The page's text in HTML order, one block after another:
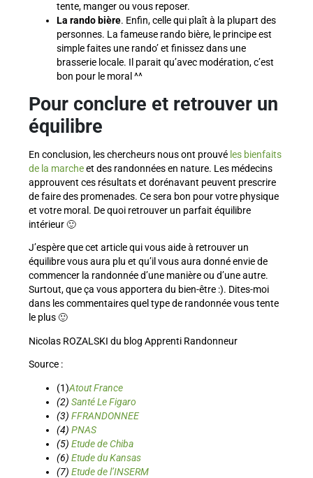
tente, manger ou vous reposer.
La rando bière. Enfin, celle qui plaît à la plupart des
personnes. La fameuse rando bière, le principe est
simple faites une rando’ et finissez dans une
brasserie locale. Il parait qu’avec modération, c’est
bon pour le moral ^^
Pour conclure et retrouver un
équilibre
En conclusion, les chercheurs nous ont prouvé les bienfaits
de la marcheet des randonnées en nature. Les médecins
approuvent ces résultats et dorénavant peuvent prescrire
de faire des promenades. Ce sera bon pour votre physique
et votre moral. De quoi retrouver un parfait équilibre
intérieur 🙂
J’espère que cet article qui vous aide à retrouver un
équilibre vous aura plu et qu’il vous aura donné envie de
commencer la randonnée d’une manière ou d’une autre.
Surtout, que ça vous apportera du bien-être :). Dites-moi
dans les commentaires quel type de randonnée vous tente
le plus 🙂
Nicolas ROZALSKI du blog Apprenti Randonneur
Source :
(1)Atout France
(2) Santé Le Figaro
(3) FFRANDONNEE
(4) PNAS
(5) Etude de Chiba
(6) Etude du Kansas
(7) Etude de l’INSERM